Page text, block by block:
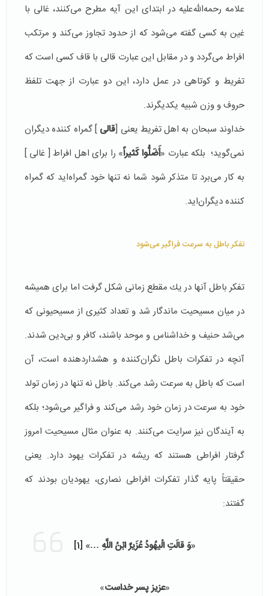
علامه رحمه‌الله‌علیه در ابتدای این آیه مطرح می‌كنند، غالی با
غین به كسی گفته می‌شود كه از حدود تجاوز می‌كند و مرتكب
افراط می‌گردد و در مقابل این عبارت قالی با قاف كسی است كه
تفریط و كوتاهی در عمل دارد، این دو عبارت از جهت تلفظ
حروف و وزن شبیه یكدیگرند.
خداوند سبحان به اهل تفریط یعنی [‌قالی ]‌ گمراه كننده دیگران
نمی‌گوید؛ بلكه عبارت «أَضَلُّوا كَثیراً»‌ را برای اهل افراط [ غالی ]
به كار می‌برد تا متذكر شود شما نه تنها خود گمراه‌اید كه گمراه
كننده دیگران‌اید.
تفکر باطل به سرعت فراگیر می‌شود
تفكر باطل آنها در یك مقطع زمانی شكل گرفت اما برای همیشه
در میان مسیحیت ماندگار شد و تعداد كثیری از مسیحیونی كه
می‌شد حنیف و خداشناس و موحد باشند، كافر و بی‌دین شدند.
آنچه در تفكرات باطل نگران‌كننده و هشداردهنده است، آن
است كه باطل به سرعت رشد می‌كند. باطل نه تنها در زمان تولد
خود به سرعت در زمان خود رشد می‌كند و فراگیر می‌شود؛ بلكه
به آیندگان نیز سرایت می‌كنند. به عنوان مثال مسیحیت امروز
گرفتار افراطی هستند كه ریشه در تفكرات یهود دارد. یعنی
حقیقتاً‌ پایه گذار تفكرات افراطی نصاری، یهودیان بودند كه
گفتند:
«وَ قالَتِ الْیهُودُ عُزَیرٌ ابْنُ اللَّهِ …»
[1]
«عزیز پسر خداست»‌